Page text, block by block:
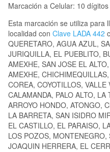
Marcación a Celular: 10
Esta marcación se utiliza para
localidad con Clave LADA 442
QUERETARO, AGUA AZUL,
JURIQUILLA, EL PUEBLITO,
AMEXHE, SAN JOSE EL
AMEXHE,
COREA, COYOTILLOS,
CALAMANDA, PALO ALTO,
ARROYO HONDO, ATONGO,
LA BARRETA, SAN ISIDRO
EL CASTILLO, EL PARAISO,
LOS POZOS,
JOAQUIN HERRERA, EL